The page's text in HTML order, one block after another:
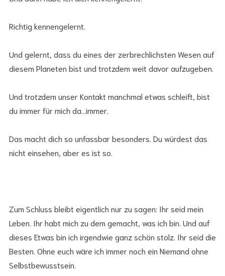
Richtig kennengelernt.
Und gelernt, dass du eines der zerbrechlichsten Wesen auf
diesem Planeten bist und trotzdem weit davor aufzugeben.
Und trotzdem unser Kontakt manchmal etwas schleift, bist
du immer für mich da…immer.
Das macht dich so unfassbar besonders. Du würdest das
nicht einsehen, aber es ist so.
Zum Schluss bleibt eigentlich nur zu sagen: Ihr seid mein
Leben. Ihr habt mich zu dem gemacht, was ich bin. Und auf
dieses Etwas bin ich irgendwie ganz schön stolz. Ihr seid die
Besten. Ohne euch wäre ich immer noch ein Niemand ohne
Selbstbewusstsein.